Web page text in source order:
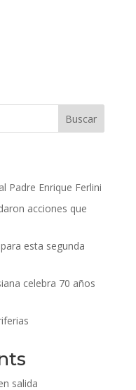
Buscar
Padre Enrique Ferlini
acciones que
esta segunda
celebra 70 años
salida